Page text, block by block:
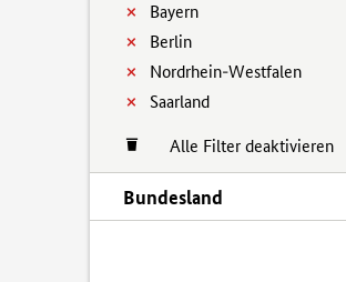
Bayern
Berlin
Nordrhein-Westfalen
Saarland
Alle Filter deaktivieren
Bundesland